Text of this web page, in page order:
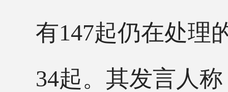
有147起仍在处理
34起。其发言人